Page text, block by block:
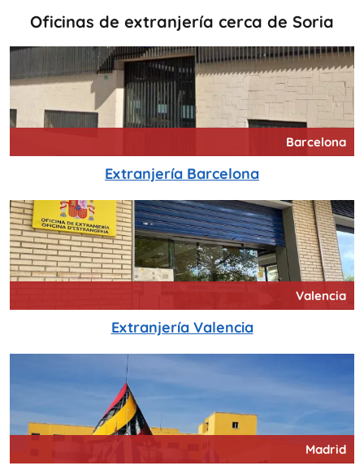
Oficinas de extranjería cerca de Soria
Barcelona
Extranjería Barcelona
Valencia
Extranjería Valencia
Madrid